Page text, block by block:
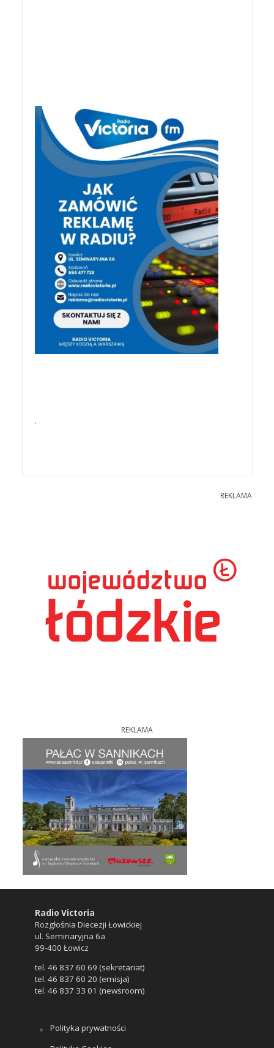
.
REKLAMA
REKLAMA
Radio Victoria
Rozgłośnia Diecezji Łowickiej
ul. Seminaryjna 6a
99-400 Łowicz
tel. 46 837 60 69 (sekretariat)
tel. 46 837 60 20 (emisja)
tel. 46 837 33 01 (newsroom)
Polityka prywatności